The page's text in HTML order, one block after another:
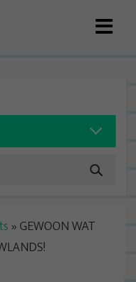
» GEWOON WAT